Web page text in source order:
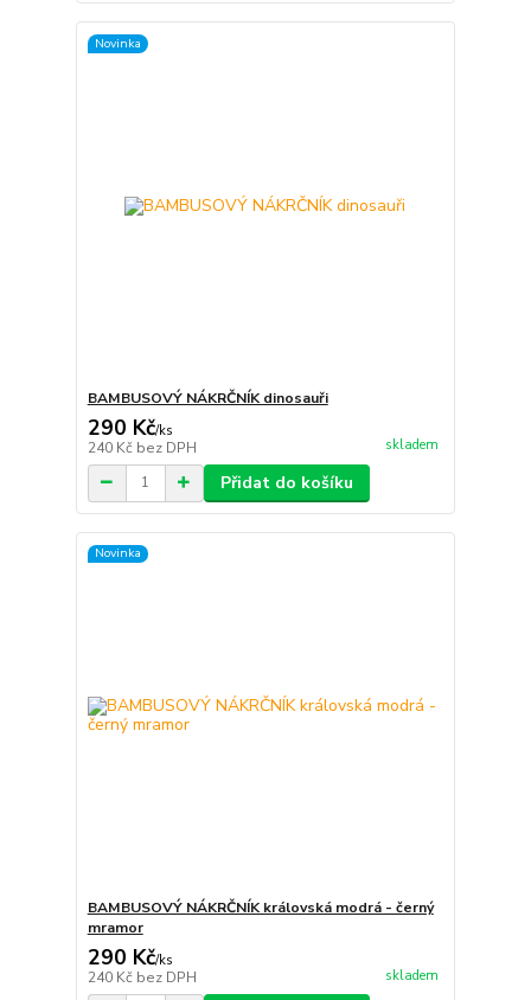
Novinka
BAMBUSOVÝ NÁKRČNÍK dinosauři
290 Kč/ks
240 Kč bez DPH skladem
Přidat do košíku
Novinka
BAMBUSOVÝ NÁKRČNÍK královská modrá - černý
mramor
290 Kč/ks
240 Kč bez DPH skladem